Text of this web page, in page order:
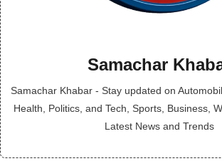
Samachar
Samachar Khabar - Stay updated on
Health, Politics, and Tech, Sports, Business,
Latest News and Trends